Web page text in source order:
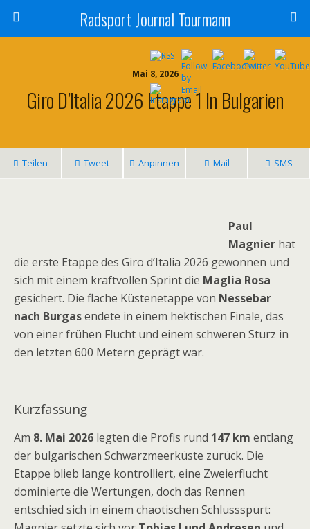
Radsport Journal Tourmann
Mai 8, 2026
Giro D’Italia 2026 Etappe 1 In Bulgarien
Teilen Tweet Anpinnen Mail SMS
Paul
Magnier hat
die erste Etappe des Giro d’Italia 2026 gewonnen und
sich mit einem kraftvollen Sprint die Maglia Rosa
gesichert. Die flache Küstenetappe von Nessebar
nach Burgasendete in einem hektischen Finale, das
von einer frühen Flucht und einem schweren Sturz in
den letzten 600 Metern geprägt war.
Kurzfassung
Am 8. Mai 2026 legten die Profis rund 147 km entlang
der bulgarischen Schwarzmeerküste zurück. Die
Etappe blieb lange kontrolliert, eine Zweierflucht
dominierte die Wertungen, doch das Rennen
entschied sich in einem chaotischen Schlussspurt: